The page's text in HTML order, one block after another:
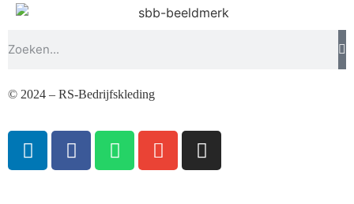
© 2024 – RS-Bedrijfskleding